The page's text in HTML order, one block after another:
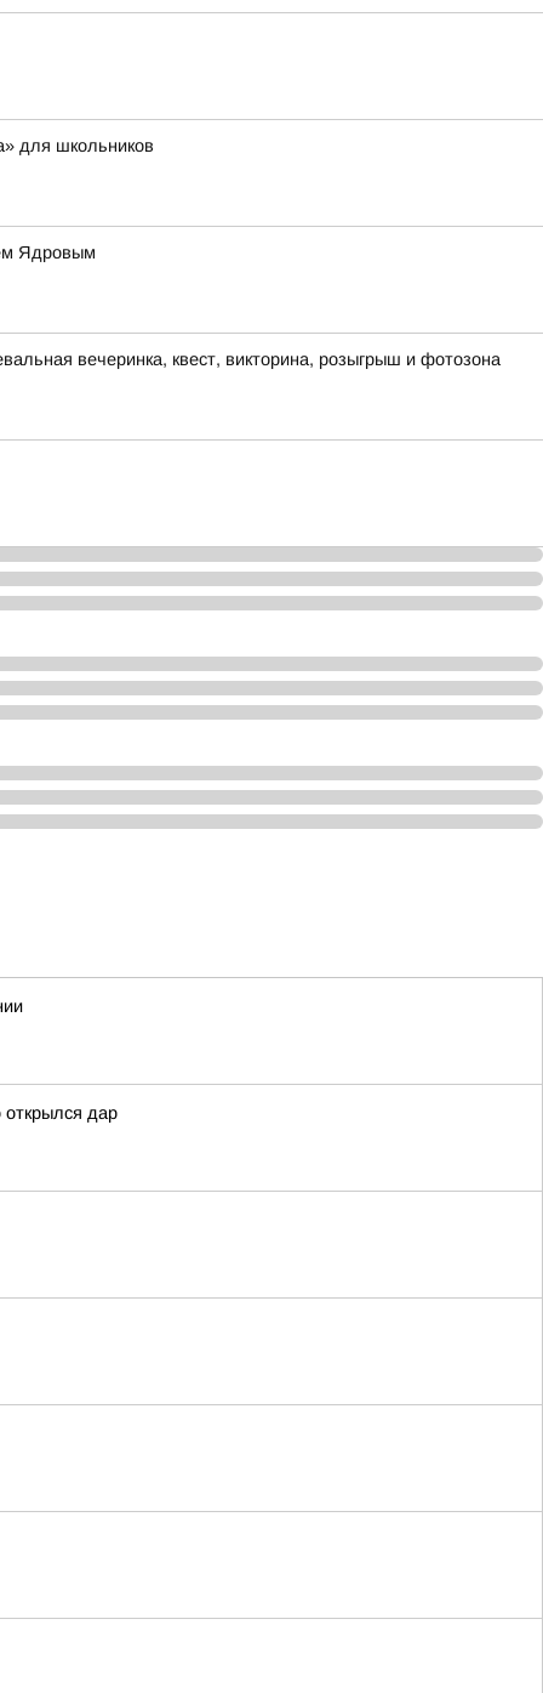
для школьников
Ядровым
вечеринка, квест, викторина, розыгрыш и фотозона
дар